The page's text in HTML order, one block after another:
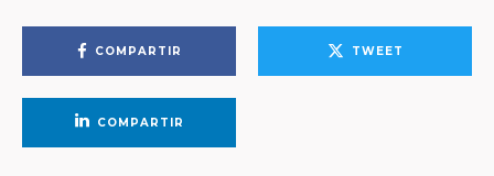
COMPARTIR TWEET
COMPARTIR